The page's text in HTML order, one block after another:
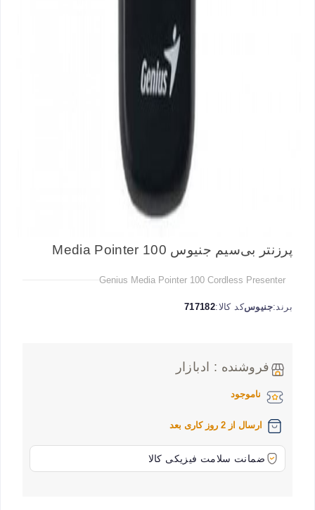
پرزنتر بی‌سیم جنیوس Media Pointer 100
Genius Media Pointer 100 Cordless Presenter
برند:جنیوسکد کالا:717182
فروشنده : ادبازار
ناموجود
ارسال از 2 روز کاری بعد
ضمانت سلامت فیزیکی کالا